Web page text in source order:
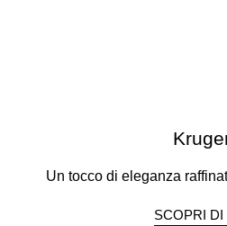
Un tocco di eleganza
SCOPRI DI